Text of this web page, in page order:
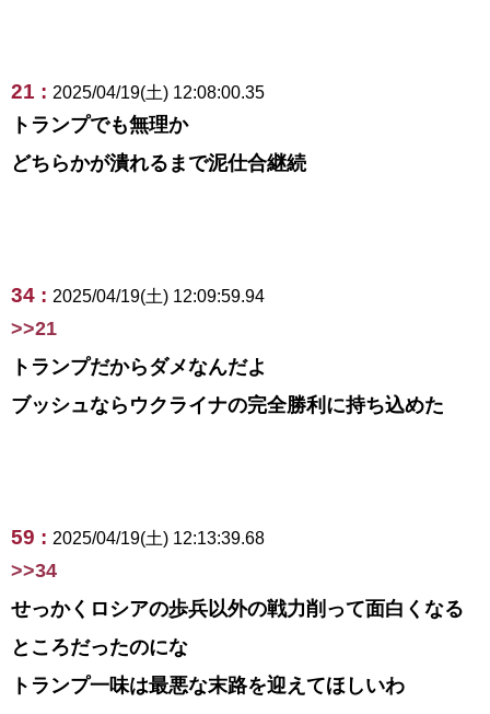
21 : 2025/04/19(土) 12:08:00.35
トランプでも無理か
どちらかが潰れるまで泥仕合継続
34 : 2025/04/19(土) 12:09:59.94
>>21
トランプだからダメなんだよ
ブッシュならウクライナの完全勝利に持ち込めた
59 : 2025/04/19(土) 12:13:39.68
>>34
せっかくロシアの歩兵以外の戦力削って面白くなる
ところだったのにな
トランプ一味は最悪な末路を迎えてほしいわ